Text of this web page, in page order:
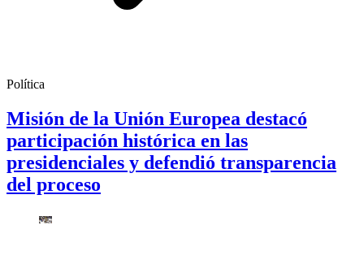
Política
Misión de la Unión Europea destacó
participación histórica en las
presidenciales y defendió transparencia
del proceso